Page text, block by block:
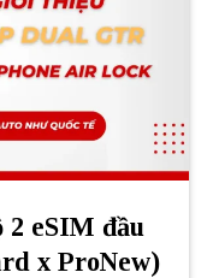
2 eSIM đầu
x ProNew)